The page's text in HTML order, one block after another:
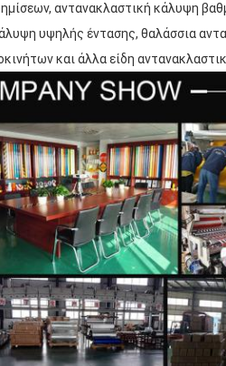
αντανακλαστική κάλυψη
υψηλής έντασης, θαλάσσια
και άλλα είδη